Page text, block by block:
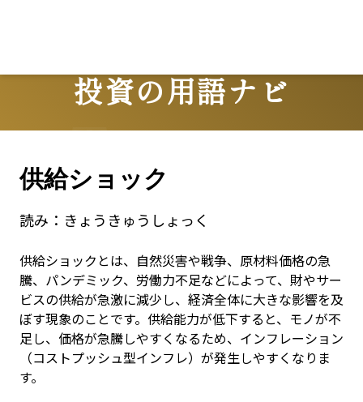
投資の用語ナビ
Terms
供給ショック
読み： きょうきゅうしょっく
供給ショックとは、自然災害や戦争、原材料価格の急
騰、パンデミック、労働力不足などによって、財やサー
ビスの供給が急激に減少し、経済全体に大きな影響を及
ぼす現象のことです。供給能力が低下すると、モノが不
足し、価格が急騰しやすくなるため、インフレーション
（コストプッシュ型インフレ）が発生しやすくなりま
す。